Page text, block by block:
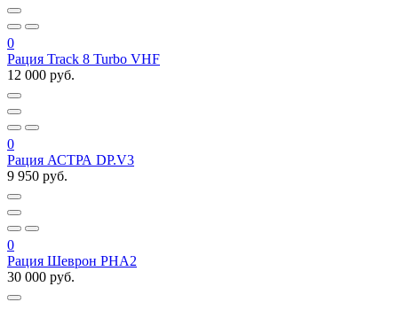
0
Рация Track 8 Turbo VHF
12 000 руб.
0
Рация АСТРА DP.V3
9 950 руб.
0
Рация Шеврон РНА2
30 000 руб.